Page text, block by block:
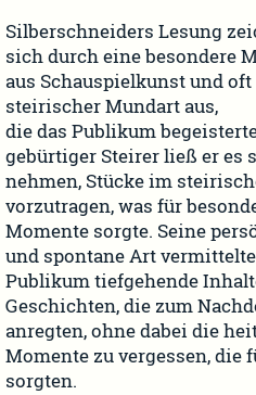
Silberschneiders Lesung
sich durch eine besondere
aus Schauspielkunst und oft
steirischer Mundart aus,
die das Publikum
gebürtiger Steirer ließ er es
nehmen, Stücke im
vorzutragen, was für
Momente sorgte. Seine
und spontane Art
Publikum tiefgehende
Geschichten, die zum
anregten, ohne dabei die
Momente zu vergessen, die
sorgten.